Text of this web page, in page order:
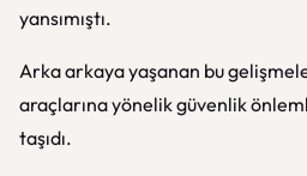
yansımıştı.
Arka arkaya yaşanan bu
araçlarına yönelik güvenlik
taşıdı.